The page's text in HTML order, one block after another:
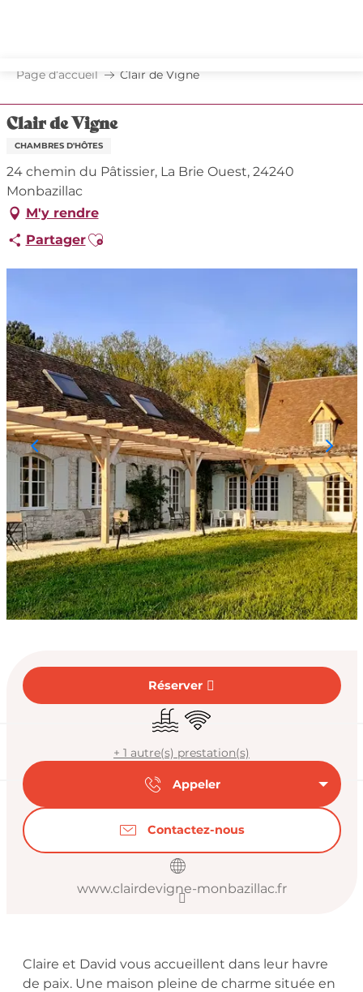
principal
Page d’accueil Clair de Vigne
Clair de Vigne
CHAMBRES D'HÔTES
24 chemin du Pâtissier, La Brie Ouest, 24240
Monbazillac
M'y rendre
PartagerAjouter aux favoris
Ouverture et
Réserver
PiscineWiFi
+ 1 autre(s) prestation(s)
Appeler
Contactez-nous
www.clairdevigne-monbazillac.fr
Description
Claire et David vous accueillent dans leur havre
de paix. Une maison pleine de charme située en